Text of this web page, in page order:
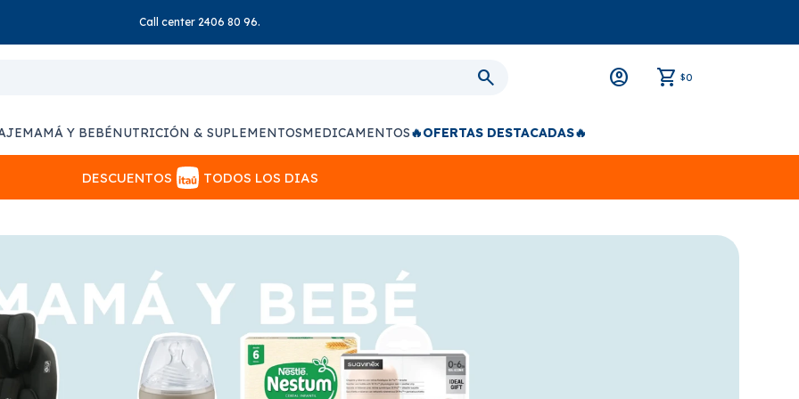
Call center 2406 80 96.
$0
MAMÁ Y BEBÉNUTRICIÓN & SUPLEMENTOSMEDICAMENTOS🔥OFERTAS DESTACADAS🔥
DESCUENTOS TODOS LOS DIAS